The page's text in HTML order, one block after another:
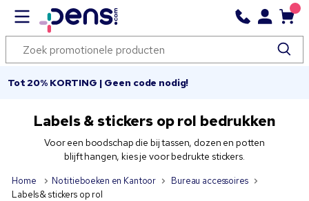
Tot 20% KORTING | Geen code nodig!
Labels & stickers op rol bedrukken
Voor een boodschap die bij tassen, dozen en potten
blijft hangen, kies je voor bedrukte stickers.
Home Notitieboeken en Kantoor
Bureau accessoires
Labels & stickers op rol